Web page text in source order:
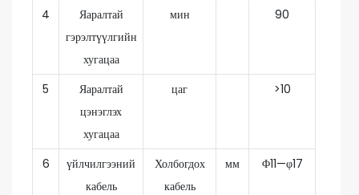
4
Яаралтай
гэрэлтүүлгийн
хугацаа
мин 90
5
Яаралтай
цэнэглэх
хугацаа
цаг >10
6
үйлчилгээний
кабель
Холбогдох
кабель
мм Φ11—φ17